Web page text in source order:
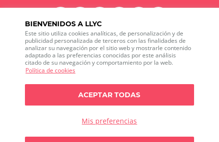
BIENVENIDOS A LLYC
Este sitio utiliza cookies analíticas, de personalización y de
publicidad personalizada de terceros con las finalidades de
analizar su navegación por el sitio web y mostrarle contenido
adaptado a las preferencias conocidas por este análisis
citado de su navegación y comportamiento por la web.
Política de cookies
Mis preferencias
ACEPTAR TODAS
LLYC © 2026 Todos los derechos reservados
ES EN PT BR
600 Brickell Avenue, Suite 2125 Miami, Florida 33131
Política de cookies
Política de privacidad sobre Social media listening
Política de seguridad de la información